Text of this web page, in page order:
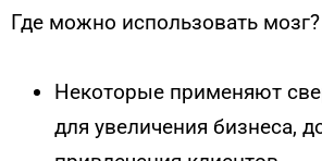
Где можно использовать
Некоторые применяют
для увеличения бизнеса,